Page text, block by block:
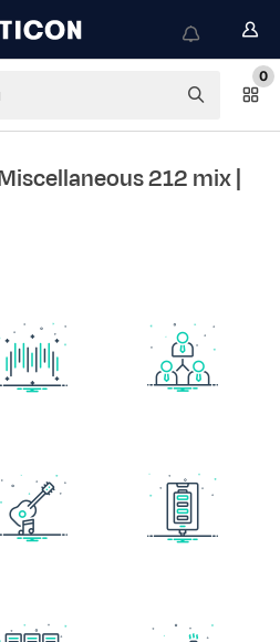
0
212 mix|